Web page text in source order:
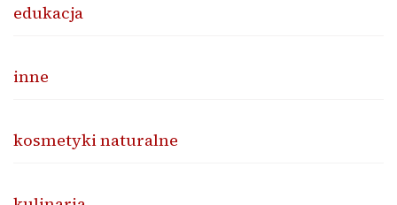
edukacja
inne
kosmetyki naturalne